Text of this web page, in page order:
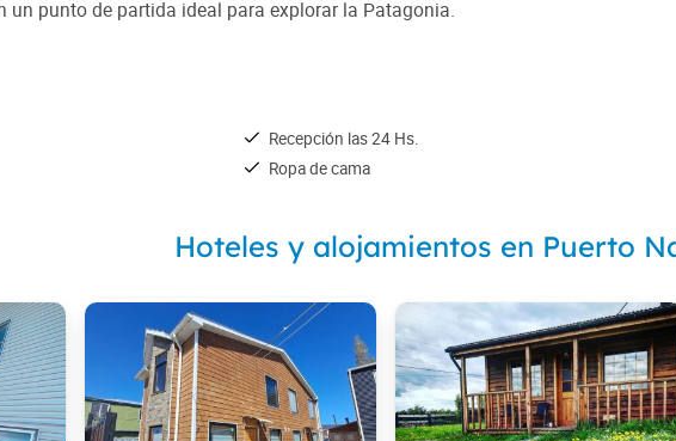
un punto de partida ideal para explorar la Patagonia.
Recepción las 24 Hs.
Ropa de cama
Hoteles y alojamientos en Puerto